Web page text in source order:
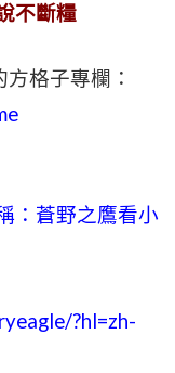
不斷糧
格子專欄：
：蒼野之鷹看小
?hl=zh-